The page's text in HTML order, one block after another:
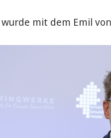
wurde mit dem Emil